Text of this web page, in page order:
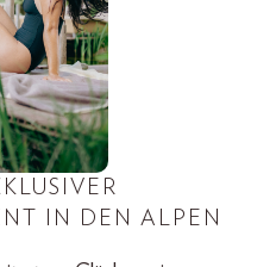
IN DEN ALPEN